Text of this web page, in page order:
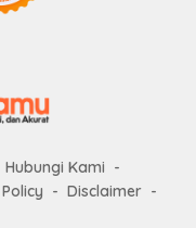
Hubungi Kami
Disclaimer